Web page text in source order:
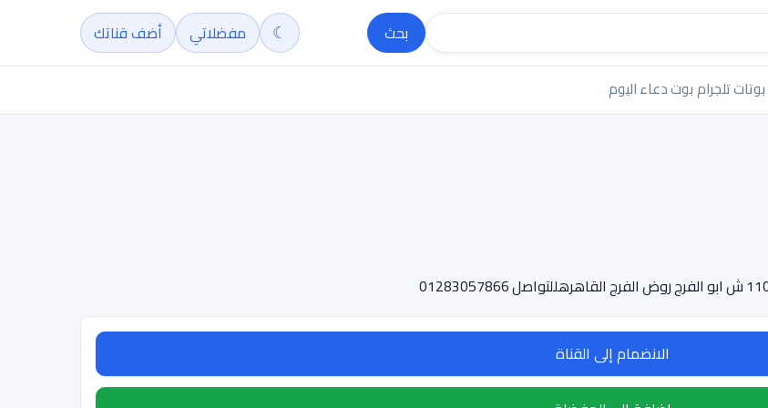
بحث ☾ مفضلاتي أضف قناتك
بوتات تلجرام بوت دعاء اليوم
الانضمام إلى القناة